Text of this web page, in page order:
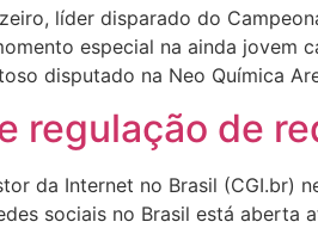
líder disparado do
especial na ainda
disputado na Neo Química
regulação de
da Internet no Brasil (CGI.br)
sociais no Brasil está